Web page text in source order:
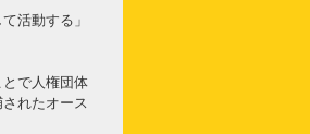
活動する」
で人権団体
れたオース